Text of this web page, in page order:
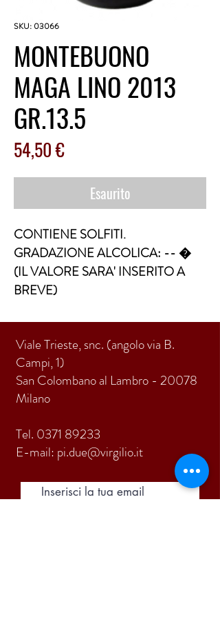
SKU: 03066
MONTEBUONO
MAGA LINO 2013
GR.13.5
54,50 €Prezzo
Esaurito
CONTIENE SOLFITI.
GRADAZIONE ALCOLICA: -- �
(IL VALORE SARA' INSERITO A
BREVE)
Viale Trieste, snc. (angolo via B.
Campi, 1)
San Colombano al Lambro - 20078
Milano
Tel. 0371 89233
E-mail: pi.due@virgilio.it